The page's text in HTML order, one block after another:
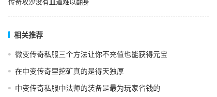
传奇攻沙没有血道难以翻身
相关推荐
微变传奇私服三个方法让你不充值也能获得元宝
在中变传奇里挖矿真的是得天独厚
中变传奇私服中法师的装备是最为玩家省钱的